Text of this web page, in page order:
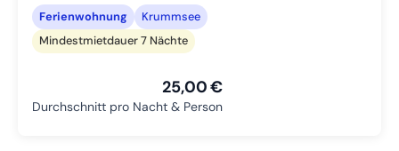
Ferienwohnung
Krummsee
Mindestmietdauer 7 Nächte
25,00 €
Durchschnitt pro Nacht & Person